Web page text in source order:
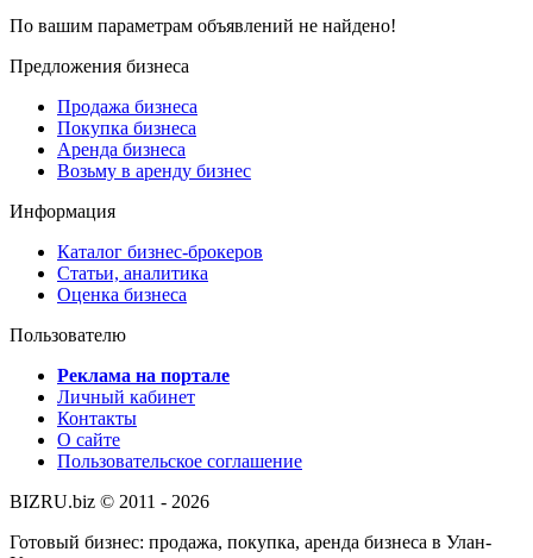
По вашим параметрам объявлений не найдено!
Предложения бизнеса
Продажа бизнеса
Покупка бизнеса
Аренда бизнеса
Возьму в аренду бизнес
Информация
Каталог бизнес-брокеров
Статьи, аналитика
Оценка бизнеса
Пользователю
Реклама на портале
Личный кабинет
Контакты
О сайте
Пользовательское соглашение
BIZRU.biz © 2011 - 2026
Готовый бизнес: продажа, покупка, аренда бизнеса в Улан-